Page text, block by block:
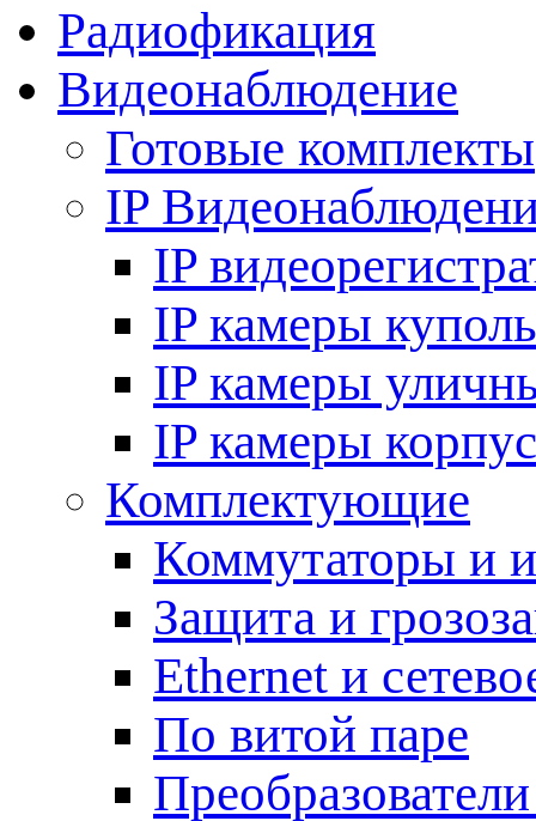
Радиофикация
Видеонаблюдение
Готовые комплекты
IP
IP
IP камеры
IP камеры
IP камеры
Комплектующие
Коммутаторы и
Защита и
Ethernet и
По витой паре